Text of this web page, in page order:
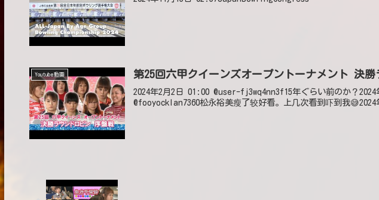
Youtube動画 第25回六甲クイーンズオープントーナメント 決
2024年2月2日 01:00 @user-fj3wq4nn3f15年ぐらい前のか？
@fooyocklan7360松永裕美瘦了较好看。上几次看到吓到我